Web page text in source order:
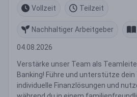
Vollzeit
Teilzeit
Nachhaltiger Arbeitgeber
04.08.2026
Verstärke unser Team als
Banking! Führe und unterstütze
individuelle Finanzlösungen und